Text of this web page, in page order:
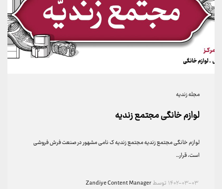
مجله زندیه
لوازم خانگی مجتمع زندیه
لوازم خانگی مجتمع زندیه مجتمع زندیه ک نامی مشهور در صنعت فرش فروشی
است، قرار…
۱۴۰۲-۰۳-۰۳ توسطZandiye Content Manager